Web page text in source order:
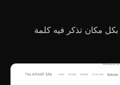
مكان تذكر فيه كلمة